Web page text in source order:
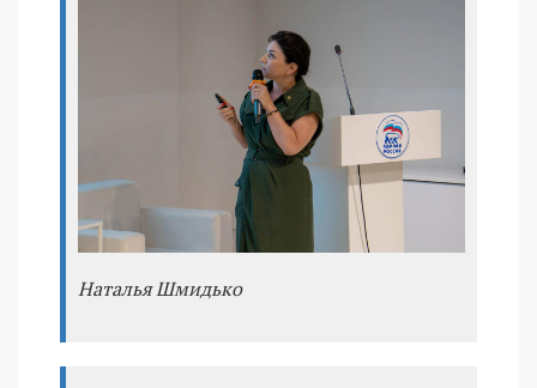
Наталья Шмидько